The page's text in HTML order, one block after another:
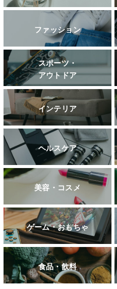
ファッション
スポーツ・
アウトドア
インテリア
ヘルスケア
美容・コスメ
ゲーム・おもちゃ
食品・飲料